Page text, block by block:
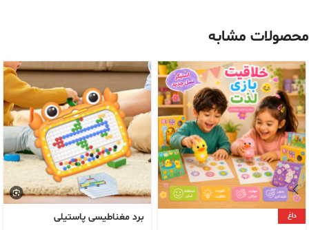
محصولات مشابه
داغ برد مغناطیسی پاستیلی